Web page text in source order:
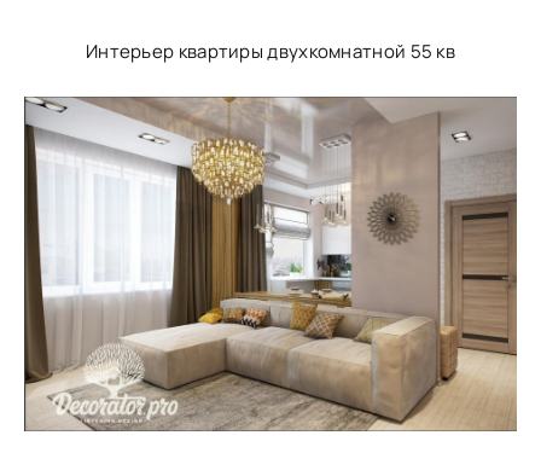
Интерьер квартиры двухкомнатной 55 кв